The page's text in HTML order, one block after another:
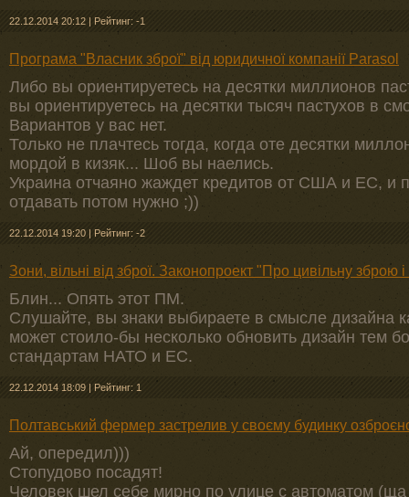
22.12.2014 20:12 | Рейтинг: -1
Програма "Власник зброї" від юридичної компанії Parasol
Либо вы ориентируетесь на десятки миллионов
вы ориентируетесь на десятки тысяч пастухов в
Вариантов у вас нет.
Только не плачтесь тогда, когда оте десятки
мордой в кизяк... Шоб вы наелись.
Украина отчаяно жаждет кредитов от США и ЕС, и
отдавать потом нужно ;))
22.12.2014 19:20 | Рейтинг: -2
Зони, вільні від зброї. Законопроект "Про цивільну
Блин... Опять этот ПМ.
Слушайте, вы знаки выбираете в смысле дизайна
может стоило-бы несколько обновить дизайн тем
стандартам НАТО и ЕС.
22.12.2014 18:09 | Рейтинг: 1
Полтавський фермер застрелив у своєму будинку
Ай, опередил)))
Стопудово посадят!
Человек шел себе мирно по улице с автоматом (ща